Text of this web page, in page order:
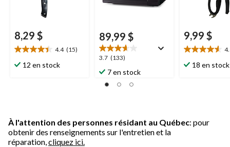
8,29 $
4.4 (15)
4.4
étoile(s)
12 en stock
89,99 $
3.7 (133)
3.7
étoile(s)
sur
5.
7 en stock
9,99 $
4.6
étoile(s)
18 en stock
À l'attention des personnes résidant au Québec: pour
obtenir des renseignements sur l'entretien et la
réparation, cliquez ici.